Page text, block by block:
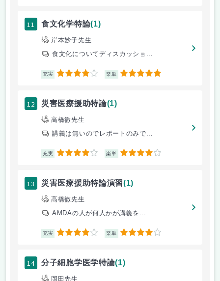
11 食文化学特論(1)
岸本妙子先生
食文化についてディスカッショ...
充実 4 楽単 5
12 災害医療援助特論(1)
高橋徹先生
講義は無いのでレポートのみで...
充実 4 楽単 4
13 災害医療援助特論演習(1)
高橋徹先生
AMDAの人が何人かが講義を...
充実 4 楽単 4
14 分子細胞学医学特論(1)
岡田先生